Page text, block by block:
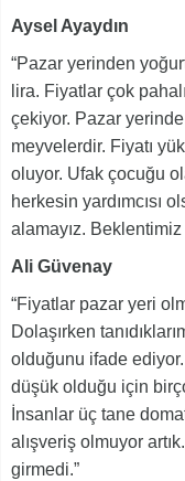
Aysel Ayaydın
“Pazar yerinden
lira. Fiyatlar çok
çekiyor. Pazar
meyvelerdir. Fiyatı
oluyor. Ufak çocuğu
herkesin yardımcısı
alamayız.
Ali Güvenay
“Fiyatlar pazar yeri
Dolaşırken
olduğunu ifade
düşük olduğu için
İnsanlar üç tane
alışveriş olmuyor
girmedi.”